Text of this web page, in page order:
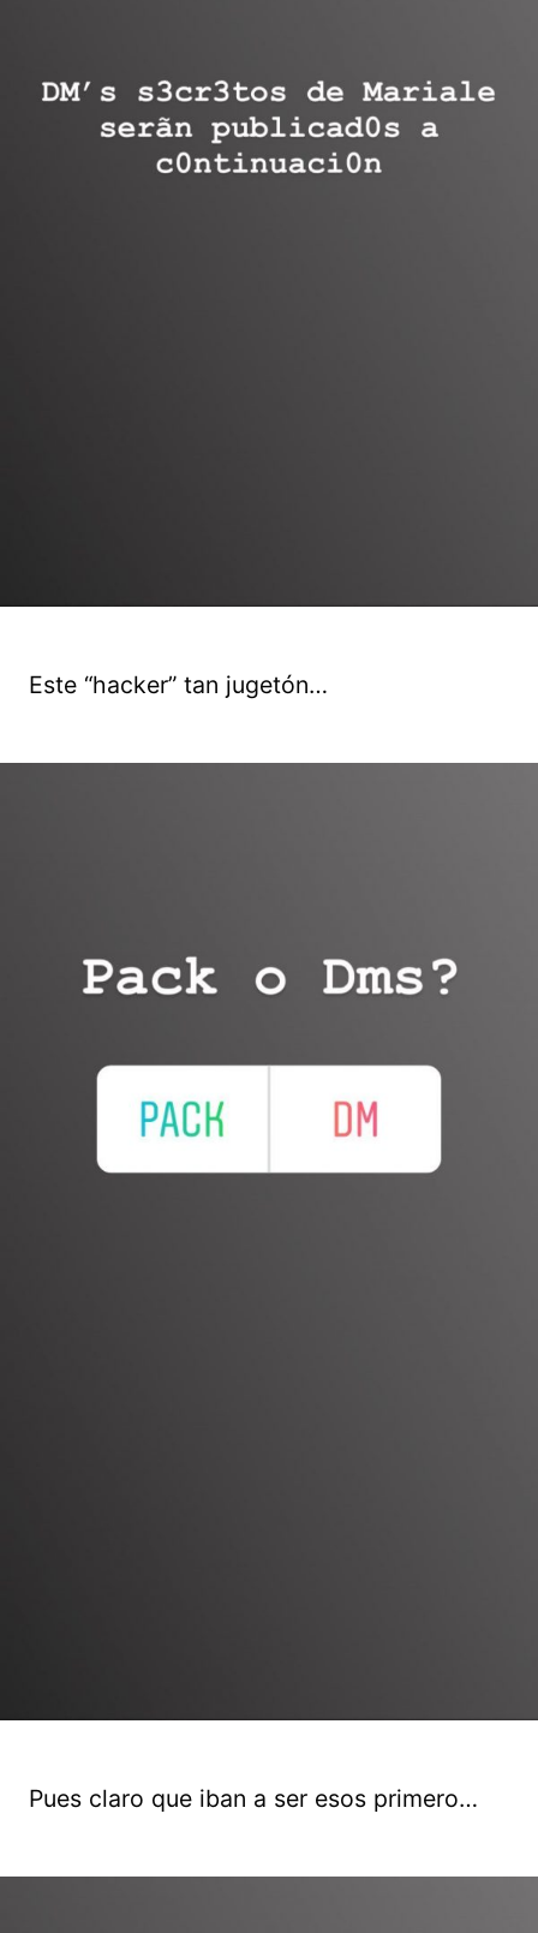
Este “hacker” tan jugetón…
Pues claro que iban a ser esos primero…